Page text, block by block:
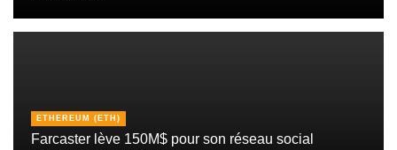
ETHEREUM (ETH)
Farcaster lève 150M$ pour son réseau social